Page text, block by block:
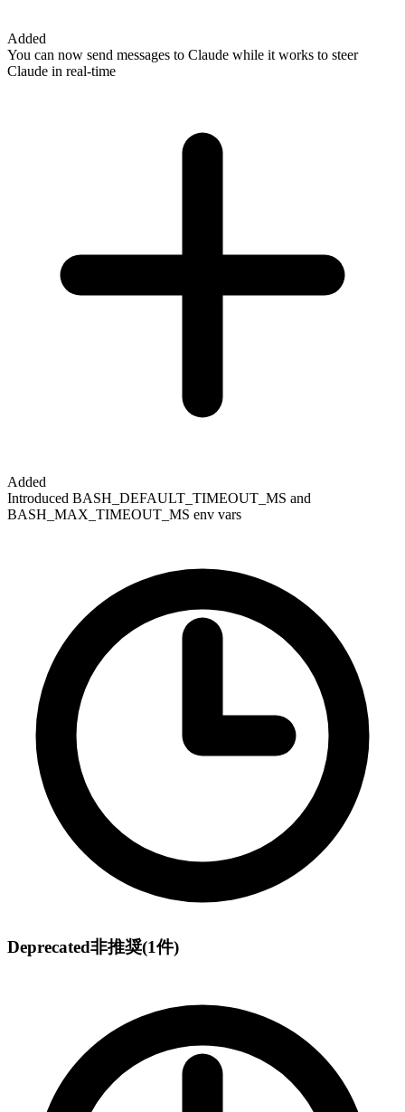
Added
You can now send messages to Claude while it works to steer
Claude in real-time
Added
Introduced BASH_DEFAULT_TIMEOUT_MS and
BASH_MAX_TIMEOUT_MS env vars
Deprecated非推奨(1件)